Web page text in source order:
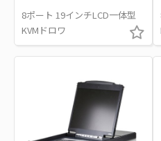
8ポート 19インチLCD一体型
KVMドロワ